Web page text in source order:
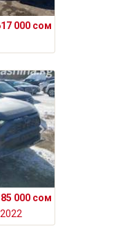
000 сом
000 сом